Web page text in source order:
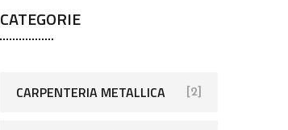
CATEGORIE
CARPENTERIA METALLICA [2]